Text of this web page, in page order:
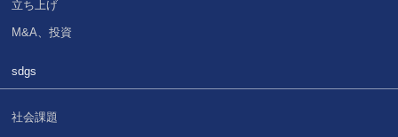
立ち上げ
M&A、投資
sdgs
社会課題